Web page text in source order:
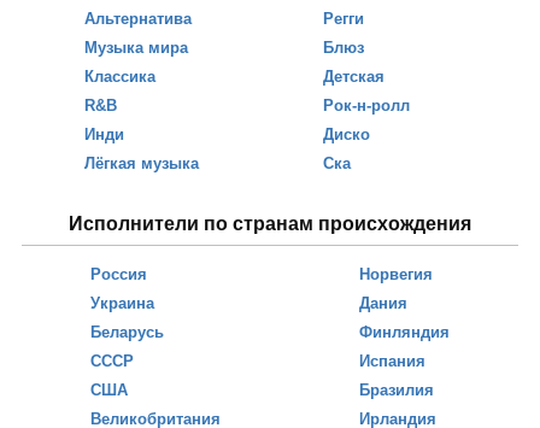
Альтернатива
Музыка мира
Классика
R&B
Инди
Лёгкая музыка
Регги
Блюз
Детская
Рок-н-ролл
Диско
Ска
Исполнители по странам происхождения
Россия
Украина
Беларусь
СССР
США
Великобритания
Норвегия
Дания
Финляндия
Испания
Бразилия
Ирландия